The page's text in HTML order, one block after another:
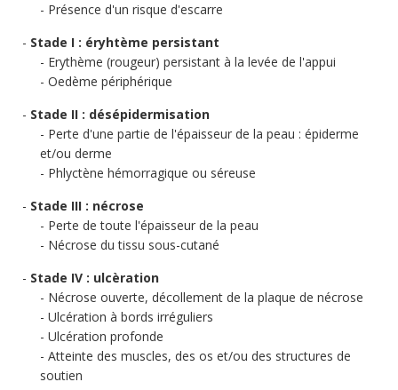
Présence d'un risque d'escarre
Stade I : éryhtème persistant
Erythème (rougeur) persistant à la levée de l'appui
Oedème périphérique
Stade II : désépidermisation
Perte d'une partie de l'épaisseur de la peau : épiderme
et/ou derme
Phlyctène hémorragique ou séreuse
Stade III : nécrose
Perte de toute l'épaisseur de la peau
Nécrose du tissu sous-cutané
Stade IV : ulcèration
Nécrose ouverte, décollement de la plaque de nécrose
Ulcération à bords irréguliers
Ulcération profonde
Atteinte des muscles, des os et/ou des structures de
soutien